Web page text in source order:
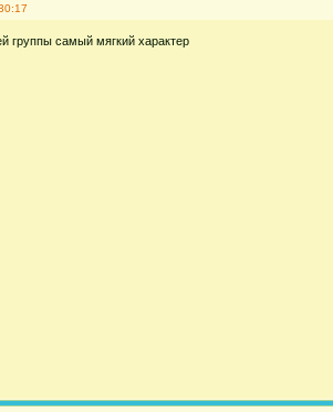
группы самый мягкий характер